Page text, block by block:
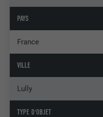
PAYS
France
VILLE
Lully
TYPE D'OBJET